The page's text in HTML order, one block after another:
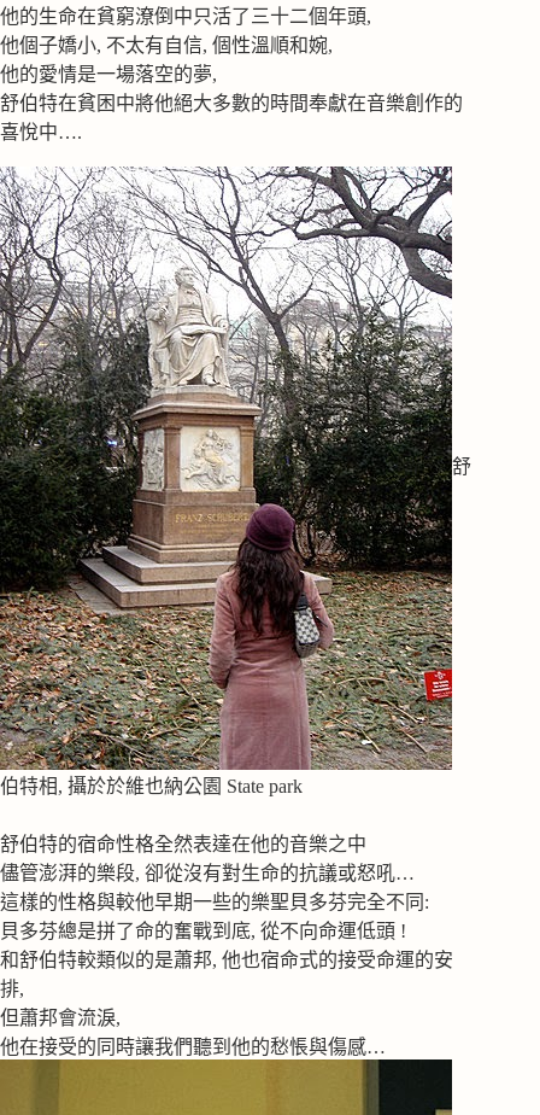
他的生命在貧窮潦倒中只活了三十二個年頭,
他個子嬌小, 不太有自信, 個性溫順和婉,
他的愛情是一場落空的夢,
舒伯特在貧困中將他絕大多數的時間奉獻在音樂創作的
喜悅中….
舒
伯特相, 攝於於維也納公園 State park
舒伯特的宿命性格全然表達在他的音樂之中
儘管澎湃的樂段, 卻從沒有對生命的抗議或怒吼…
這樣的性格與較他早期一些的樂聖貝多芬完全不同:
貝多芬總是拼了命的奮戰到底, 從不向命運低頭 !
和舒伯特較類似的是蕭邦, 他也宿命式的接受命運的安
排,
但蕭邦會流淚,
他在接受的同時讓我們聽到他的愁悵與傷感…